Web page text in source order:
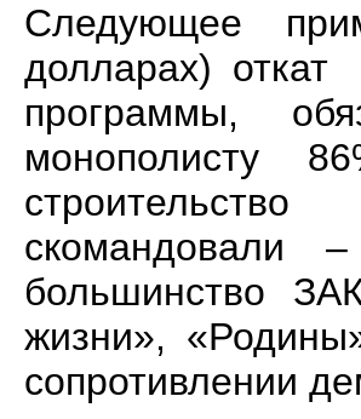
Следующее
долларах)
программы,
монополисту
скомандовали
большинство
жизни»,
сопротивлении